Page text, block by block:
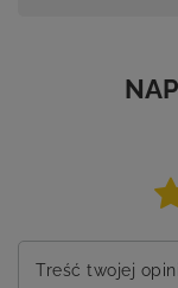
Treść twojej